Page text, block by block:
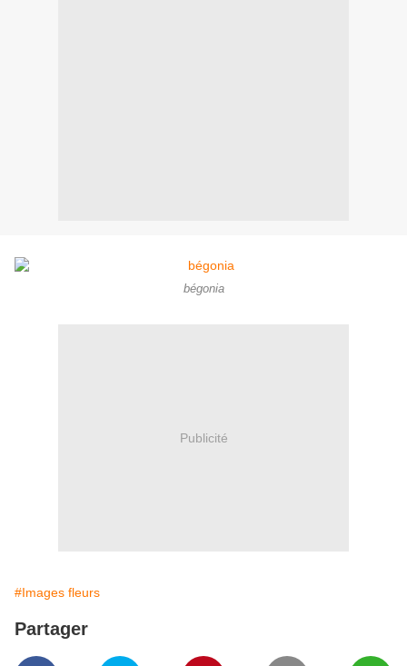
bégonia
Publicité
#Images fleurs
Partager